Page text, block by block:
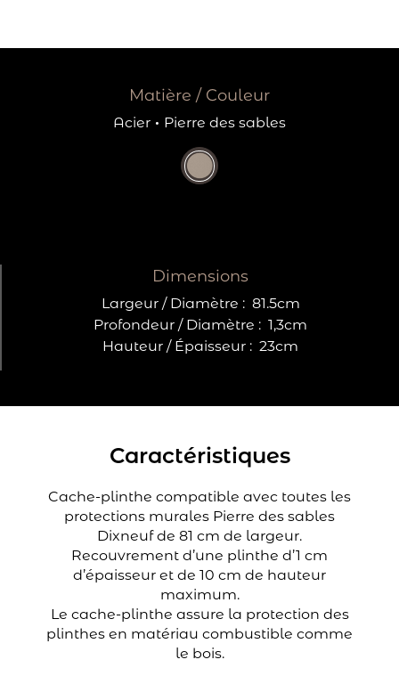
Matière / Couleur
Acier · Pierre des sables
Dimensions
Largeur / Diamètre : 81.5cm
Profondeur / Diamètre : 1,3cm
Hauteur / Épaisseur : 23cm
Caractéristiques
Cache-plinthe compatible avec toutes les
protections murales Pierre des sables
Dixneuf de 81 cm de largeur.
Recouvrement d’une plinthe d’1 cm
d’épaisseur et de 10 cm de hauteur
maximum.
Le cache-plinthe assure la protection des
plinthes en matériau combustible comme
le bois.